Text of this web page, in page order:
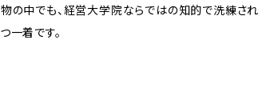
の中でも、経営大学院ならではの知的で洗練され
一着です。